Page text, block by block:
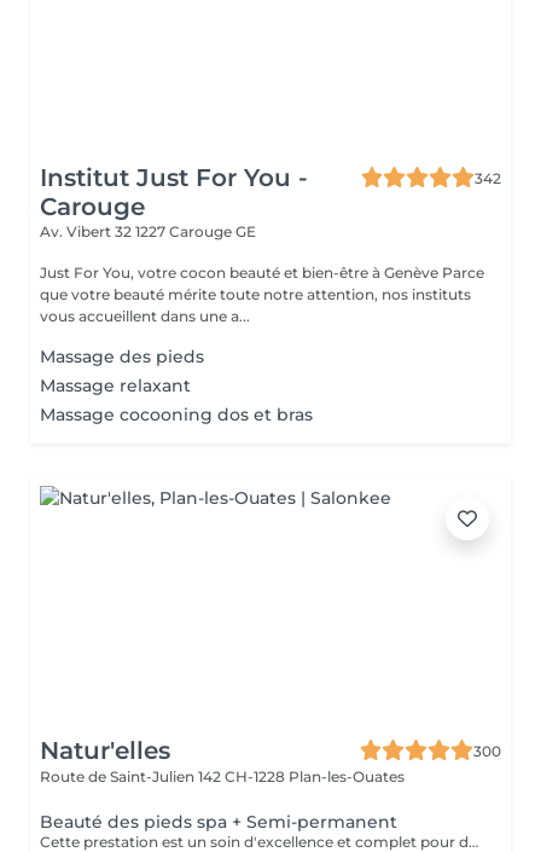
Institut Just For You -
Carouge
342
Av. Vibert 32 1227 Carouge GE
Just For You, votre cocon beauté et bien-être à Genève Parce
que votre beauté mérite toute notre attention, nos instituts
vous accueillent dans une a...
Massage des pieds
Massage relaxant
Massage cocooning dos et bras
Natur'elles
300
Route de Saint-Julien 142 CH-1228 Plan-les-Ouates
Beauté des pieds spa + Semi-permanent
Cette prestation est un soin d'excellence et complet pour des pieds doux et soyeux. Trempage, ponçage des callosités, application d'un gommage , application d'un masques hydratant et pour finir une crème hydratante. Nous terminons la prestation avec la pose du vernis semi-permanent de votre choix.